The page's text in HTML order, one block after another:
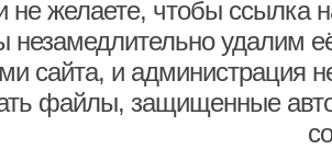
не желаете, чтобы ссылка
незамедлительно удалим
сайта, и администрация
файлы, защищенные